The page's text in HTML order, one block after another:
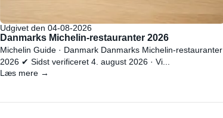
Udgivet den 04-08-2026
Danmarks Michelin-restauranter 2026
Michelin Guide · Danmark Danmarks Michelin-restauranter
2026 ✔ Sidst verificeret 4. august 2026 · Vi...
Læs mere →